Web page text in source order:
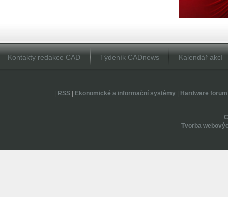
Kontakty redakce CAD Týdeník CADnews Kalendář akcí
RSS| Ekonomické a informační systémy| Hardware forum
Tvorba